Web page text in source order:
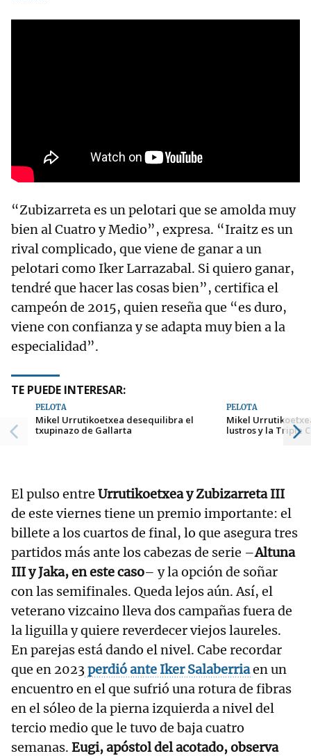
“Zubizarreta es un pelotari que se amolda muy
bien al Cuatro y Medio”, expresa. “Iraitz es un
rival complicado, que viene de ganar a un
pelotari como Iker Larrazabal. Si quiero ganar,
tendré que hacer las cosas bien”, certifica el
campeón de 2015, quien reseña que “es duro,
viene con confianza y se adapta muy bien a la
especialidad”.
TE PUEDE INTERESAR:
PELOTA
Mikel Urrutikoetxea desequilibra el
txupinazo de Gallarta
PELOTA
Mikel
lustros y la Triple
El pulso entre Urrutikoetxea y Zubizarreta III
de este viernes tiene un premio importante: el
billete a los cuartos de final, lo que asegura tres
partidos más ante los cabezas de serie –Altuna
III y Jaka, en este caso– y la opción de soñar
con las semifinales. Queda lejos aún. Así, el
veterano vizcaino lleva dos campañas fuera de
la liguilla y quiere reverdecer viejos laureles.
En parejas está dando el nivel. Cabe recordar
que en 2023perdió ante Iker Salaberriaen un
encuentro en el que sufrió una rotura de fibras
en el sóleo de la pierna izquierda a nivel del
tercio medio que le tuvo de baja cuatro
semanas. Eugi, apóstol del acotado, observa